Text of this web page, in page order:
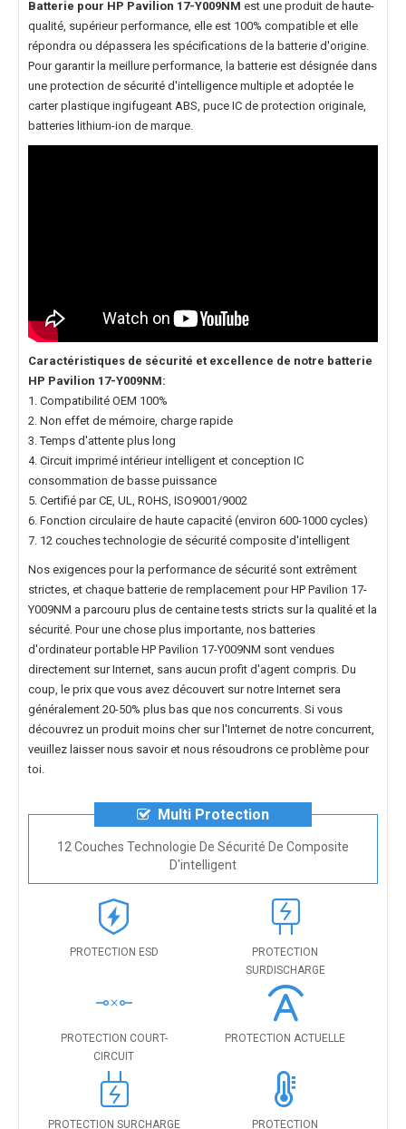
Batterie pour HP Pavilion 17-Y009NM est une produit de haute-
qualité, supérieur performance, elle est 100% compatible et elle
répondra ou dépassera les spécifications de la batterie d'origine.
Pour garantir la meillure performance, la batterie est désignée dans
une protection de sécurité d'intelligence multiple et adoptée le
carter plastique ingifugeant ABS, puce IC de protection originale,
batteries lithium-ion de marque.
Caractéristiques de sécurité et excellence de notre batterie
HP Pavilion 17-Y009NM:
1. Compatibilité OEM 100%
2. Non effet de mémoire, charge rapide
3. Temps d'attente plus long
4. Circuit imprimé intérieur intelligent et conception IC
consommation de basse puissance
5. Certifié par CE, UL, ROHS, ISO9001/9002
6. Fonction circulaire de haute capacité (environ 600-1000 cycles)
7. 12 couches technologie de sécurité composite d'intelligent
Nos exigences pour la performance de sécurité sont extrêment
strictes, et chaque batterie de remplacement pour HP Pavilion 17-
Y009NM a parcouru plus de centaine tests stricts sur la qualité et la
sécurité. Pour une chose plus importante, nos batteries
d'ordinateur portable HP Pavilion 17-Y009NM sont vendues
directement sur Internet, sans aucun profit d'agent compris. Du
coup, le prix que vous avez découvert sur notre Internet sera
généralement 20-50% plus bas que nos concurrents. Si vous
découvrez un produit moins cher sur l'Internet de notre concurrent,
veuillez laisser nous savoir et nous résoudrons ce problème pour
toi.
Multi Protection
12 Couches Technologie De Sécurité De Composite
D'intelligent
PROTECTION ESD
PROTECTION
SURDISCHARGE
PROTECTION COURT-
CIRCUIT
PROTECTION ACTUELLE
PROTECTION SURCHARGE PROTECTION